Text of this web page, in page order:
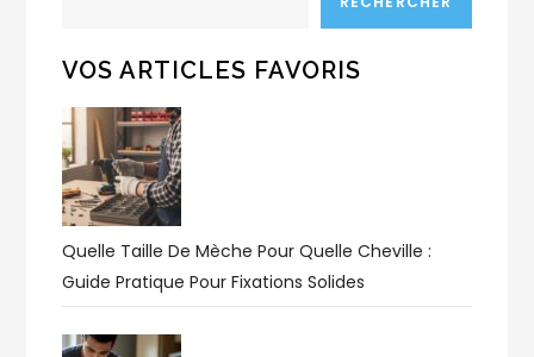
VOS ARTICLES FAVORIS
Quelle Taille De Mèche Pour Quelle Cheville :
Guide Pratique Pour Fixations Solides